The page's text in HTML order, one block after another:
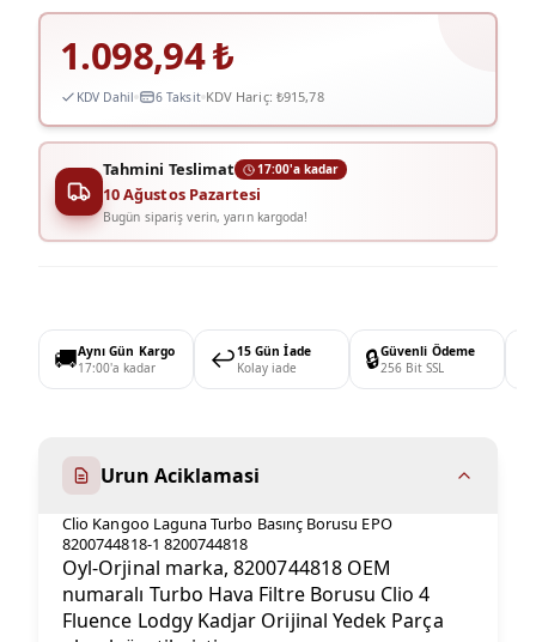
1.098,94₺
KDV Dahil 6 Taksit KDV Hariç: ₺915,78
Tahmini Teslimat 17:00'a kadar
10 Ağustos Pazartesi
Bugün sipariş verin, yarın kargoda!
🚚Aynı Gün Kargo
17:00'a kadar
↩️15 Gün İade
Kolay iade
🔒Güvenli Ödeme
256 Bit SSL
Urun Aciklamasi
Clio Kangoo Laguna Turbo Basınç Borusu EPO
8200744818-1 8200744818
Oyl-Orjinal marka, 8200744818 OEM
numaralı Turbo Hava Filtre Borusu Clio 4
Fluence Lodgy Kadjar Orijinal Yedek Parça